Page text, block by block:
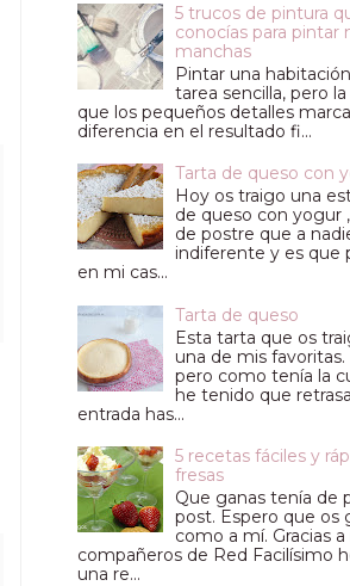
5 trucos de pintura
conocías para pintar
manchas
Pintar una
tarea sencilla, pero
que los pequeños detalles
diferencia en el resultado fi...
Tarta de queso con
Hoy os traigo una
de queso con yogur
de postre que a
indiferente y es que
en mi cas...
Tarta de queso
Esta tarta que os
una de mis
pero como tenía la
he tenido que
entrada has...
5 recetas fáciles y
fresas
Que ganas tenía de
post. Espero que os
como a mí. Gracias
compañeros de Red Facilísimo
una re...